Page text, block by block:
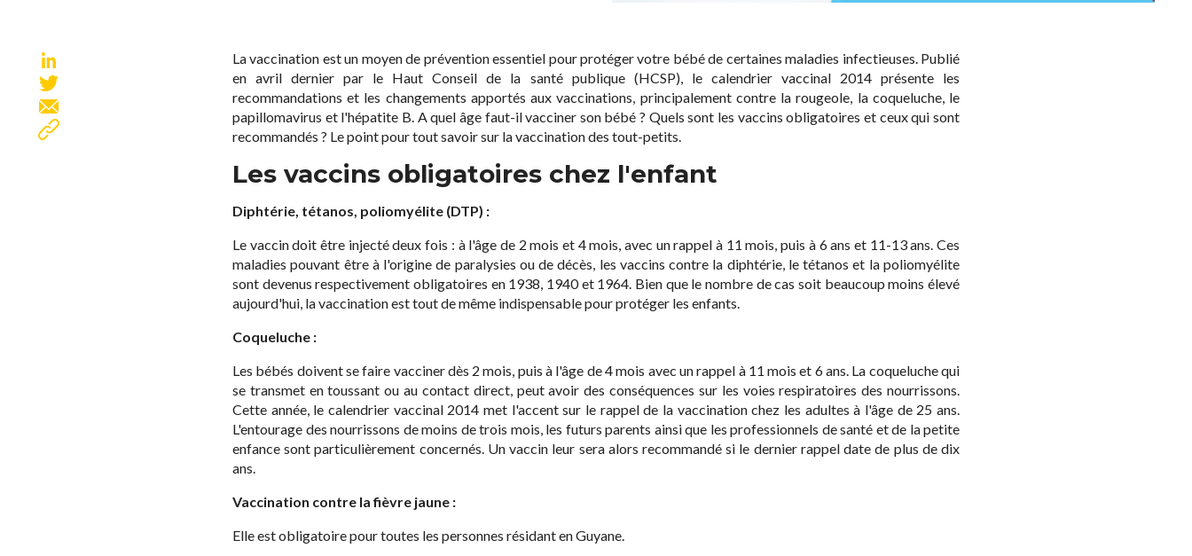
La vaccination est un moyen de prévention essentiel pour protéger votre bébé de certaines maladies infectieuses. Publié
en avril dernier par le Haut Conseil de la santé publique (HCSP), le calendrier vaccinal 2014 présente les
recommandations et les changements apportés aux vaccinations, principalement contre la rougeole, la coqueluche, le
papillomavirus et l'hépatite B. A quel âge faut-il vacciner son bébé ? Quels sont les vaccins obligatoires et ceux qui sont
recommandés ? Le point pour tout savoir sur la vaccination des tout-petits.
Les vaccins obligatoires chez l'enfant
Diphtérie, tétanos, poliomyélite (DTP) :
Le vaccin doit être injecté deux fois : à l'âge de 2 mois et 4 mois, avec un rappel à 11 mois, puis à 6 ans et 11-13 ans. Ces
maladies pouvant être à l'origine de paralysies ou de décès, les vaccins contre la diphtérie, le tétanos et la poliomyélite
sont devenus respectivement obligatoires en 1938, 1940 et 1964. Bien que le nombre de cas soit beaucoup moins élevé
aujourd'hui, la vaccination est tout de même indispensable pour protéger les enfants.
Coqueluche :
Les bébés doivent se faire vacciner dès 2 mois, puis à l'âge de 4 mois avec un rappel à 11 mois et 6 ans. La coqueluche qui
se transmet en toussant ou au contact direct, peut avoir des conséquences sur les voies respiratoires des nourrissons.
Cette année, le calendrier vaccinal 2014 met l'accent sur le rappel de la vaccination chez les adultes à l'âge de 25 ans.
L'entourage des nourrissons de moins de trois mois, les futurs parents ainsi que les professionnels de santé et de la petite
enfance sont particulièrement concernés. Un vaccin leur sera alors recommandé si le dernier rappel date de plus de dix
ans.
Vaccination contre la fièvre jaune :
Elle est obligatoire pour toutes les personnes résidant en Guyane.